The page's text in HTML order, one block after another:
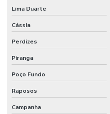
Lima Duarte
Cássia
Perdizes
Piranga
Poço Fundo
Raposos
Campanha